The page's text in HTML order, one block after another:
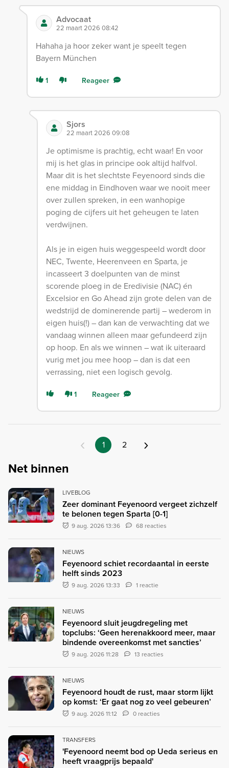
Advocaat
22 maart 2026 08:42
Hahaha ja hoor zeker want je speelt tegen
Bayern München
1 Reageer
Sjors
22 maart 2026 09:08
Je optimisme is prachtig, echt waar! En voor
mij is het glas in principe ook altijd halfvol.
Maar dit is het slechtste Feyenoord sinds die
ene middag in Eindhoven waar we nooit meer
over zullen spreken, in een wanhopige
poging de cijfers uit het geheugen te laten
verdwijnen.
Als je in eigen huis weggespeeld wordt door
NEC, Twente, Heerenveen en Sparta, je
incasseert 3 doelpunten van de minst
scorende ploeg in de Eredivisie (NAC) én
Excelsior en Go Ahead zijn grote delen van de
wedstrijd de dominerende partij – wederom in
eigen huis(!) – dan kan de verwachting dat we
vandaag winnen alleen maar gefundeerd zijn
op hoop. En als we winnen – wat ik uiteraard
vurig met jou mee hoop – dan is dat een
verrassing, niet een logisch gevolg.
1 Reageer
‹ 1 2 ›
Net binnen
LIVEBLOG
Zeer dominant Feyenoord vergeet zichzelf
te belonen tegen Sparta [0-1]
9 aug. 2026 13:36 68 reacties
NIEUWS
Feyenoord schiet recordaantal in eerste
helft sinds 2023
9 aug. 2026 13:33 1 reactie
NIEUWS
Feyenoord sluit jeugdregeling met
topclubs: ‘Geen herenakkoord meer, maar
bindende overeenkomst met sancties’
9 aug. 2026 11:28 13 reacties
NIEUWS
Feyenoord houdt de rust, maar storm lijkt
op komst: ‘Er gaat nog zo veel gebeuren’
9 aug. 2026 11:12 0 reacties
TRANSFERS
'Feyenoord neemt bod op Ueda serieus en
heeft vraagprijs bepaald'